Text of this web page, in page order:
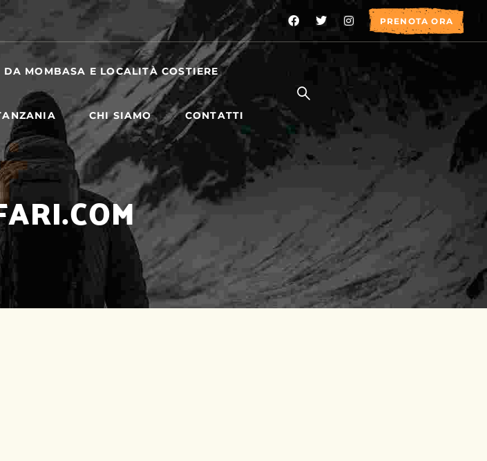
PRENOTA ORA
DA MOMBASA E LOCALITÀ COSTIERE
CHI SIAMO CONTATTI